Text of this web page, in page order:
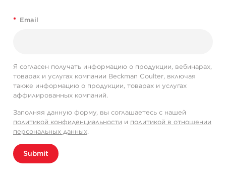
* Email
Я согласен получать информацию о продукции, вебинарах,
товарах и услугах компании Beckman Coulter, включая
также информацию о продукции, товарах и услугах
аффилированных компаний.
Заполняя данную форму, вы соглашаетесь с нашей
политикой конфиденциальности и политикой в отношении
персональных данных.
Submit